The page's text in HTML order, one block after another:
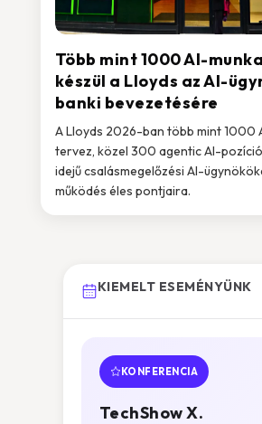
Több mint 1000 AI-
készül a Lloyds az AI-
banki bevezetésére
A Lloyds 2026-ban több mint 1000
tervez, közel 300 agentic AI-
idejű csalásmegelőzési AI-
működés éles pontjaira.
KIEMELT ESEMÉNYÜNK
KONFERENCIA
TechShow X.